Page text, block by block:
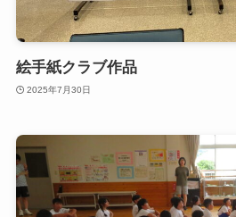
絵手紙クラブ作品
2025年7月30日